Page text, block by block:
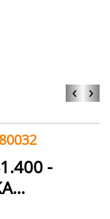
‹ ›
-